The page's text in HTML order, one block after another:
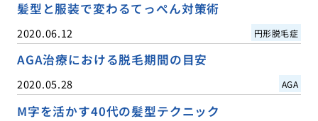
髪型と服装で変わるてっぺん対策術
2020.06.12 円形脱毛症
AGA治療における脱毛期間の目安
2020.05.28 AGA
M字を活かす40代の髪型テクニック